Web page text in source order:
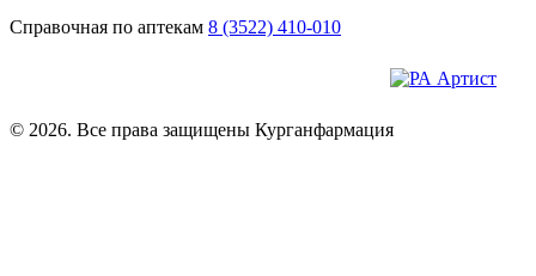
Справочная по аптекам 8 (3522) 410-010
© 2026. Все права защищены Курганфармация